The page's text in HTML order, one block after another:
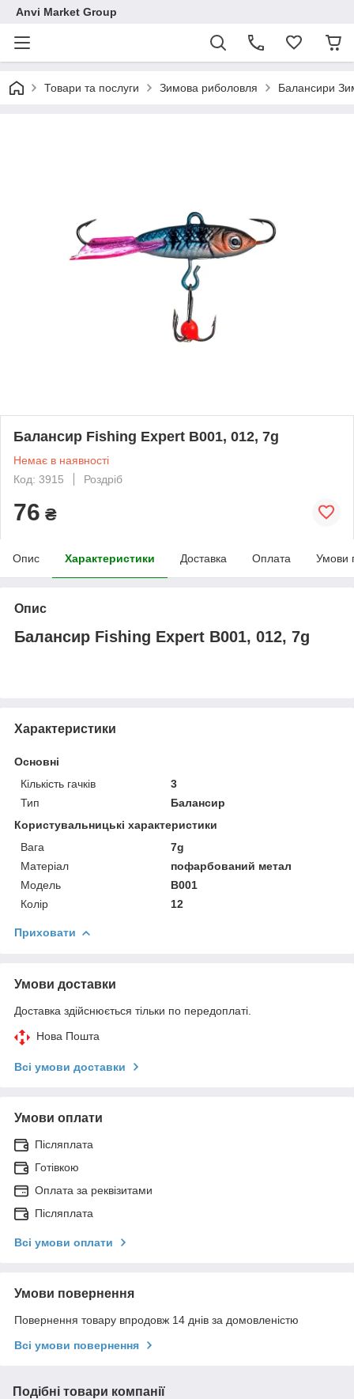
Anvi Market Group
Товари та послуги Зимова риболовля Балансири
Балансир Fishing Expert B001, 012, 7g
Немає в наявності
Код: 3915
Роздріб
76 ₴
Опис Характеристики Доставка Оплата Умови
Опис
Балансир Fishing Expert B001, 012, 7g
Характеристики
Основні
Кількість гачків
3
Тип
Балансир
Користувальницькі характеристики
Вага
7g
Матеріал
пофарбований метал
Модель
B001
Колір
12
Приховати
Умови доставки
Доставка здійснюється тільки по передоплаті.
Нова Пошта
Всі умови доставки
Умови оплати
Післяплата
Готівкою
Оплата за реквізитами
Післяплата
Всі умови оплати
Умови повернення
Повернення товару впродовж 14 днів за домовленістю
Всі умови повернення
Подібні товари компанії